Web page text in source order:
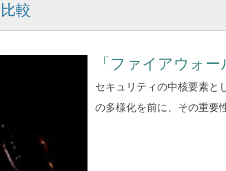
比較
「ファイアウォ
セキュリティの中核要素と
の多様化を前に、その重要